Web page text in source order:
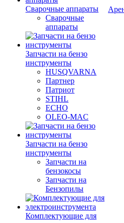
Сварочные аппараты
Сварочные
аппараты
Запчасти на бензо
инструменты
HUSQVARNA
Партнер
Патриот
STIHL
ECHO
OLEO-MAC
Запчасти на бензо
инструменты
Запчасти на
бензокосы
Запчасти на
Бензопилы
Комплектующие для